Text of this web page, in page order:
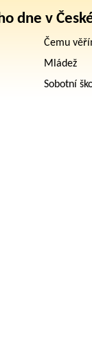
dne v
Čemu
Mládež
Sobotní